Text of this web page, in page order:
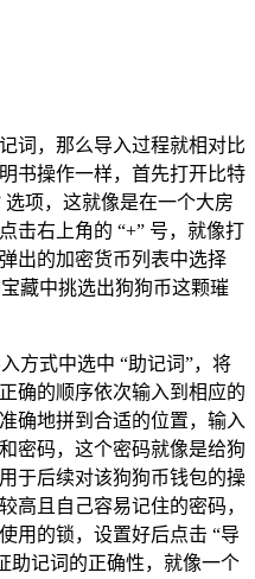
词，那么导入过程就相对比
书操作一样，首先打开比特
项，这就像是在一个大房
击右上角的 “+” 号，就像打
出的加密货币列表中选择
藏中挑选出狗狗币这颗璀
方式中选中 “助记词”，将
确的顺序依次输入到相应的
确地拼到合适的位置，输入
密码，这个密码就像是给狗
于后续对该狗狗币钱包的操
高且自己容易记住的密码，
用的锁，设置好后点击 “导
助记词的正确性，就像一个